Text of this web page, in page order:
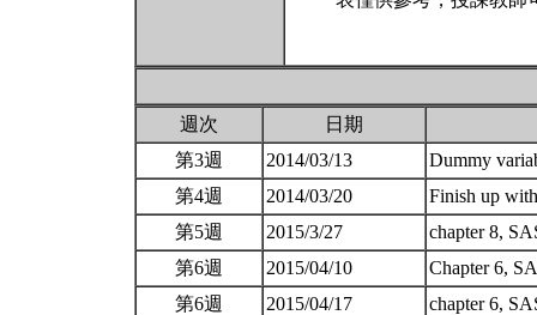
週次
日期
第3週
2014/03/13
Dummy
第4週
2014/03/20
Finish up
第5週
2015/3/27
chapter 8,
第6週
2015/04/10
Chapter 6,
第6週
2015/04/17
chapter 6,